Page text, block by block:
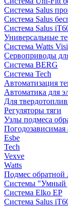
Система Salus
Система Salus
Система Salus
Универсальные
Система Watts
Сервоприводы
Система BERG
Система Tech
Автоматизация
Автоматика для
Для
Регуляторы тяги
Узлы подмеса
Погодозависимая
Esbe
Tech
Vexve
Watts
Подмес обратной
Системы "Умный
Система Elko EP
Система Salus